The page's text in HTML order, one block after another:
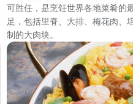
可胜任，是烹饪世界各地菜肴的
足，包括里脊、大排、梅花肉、
制的大肉块。
图
像